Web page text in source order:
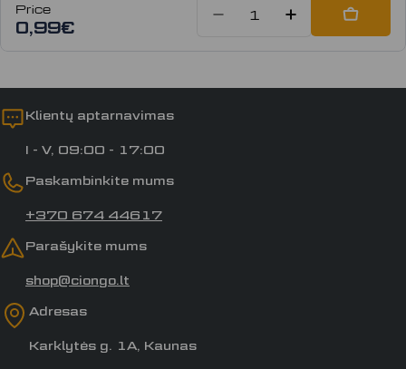
Price
0,99€ Sumažinti kiekį:
Padidinti
Add
Klientų aptarnavimas
I - V, 09:00 - 17:00
Paskambinkite mums
+370 674 44617
Parašykite mums
shop@ciongo.lt
Adresas
Karklytės g. 1A, Kaunas